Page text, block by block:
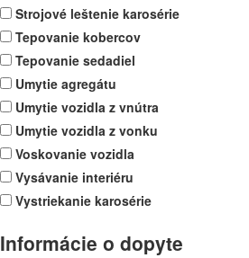
Strojové leštenie karosérie
Tepovanie kobercov
Tepovanie sedadiel
Umytie agregátu
Umytie vozidla z vnútra
Umytie vozidla z vonku
Voskovanie vozidla
Vysávanie interiéru
Vystriekanie karosérie
Informácie o dopyte